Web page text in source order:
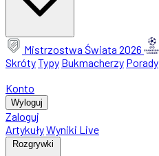
Mistrzostwa Świata 2026
SkrótyTypy Bukmacherzy Porady
Konto
Wyloguj
Zaloguj
ArtykułyWyniki Live
Rozgrywki